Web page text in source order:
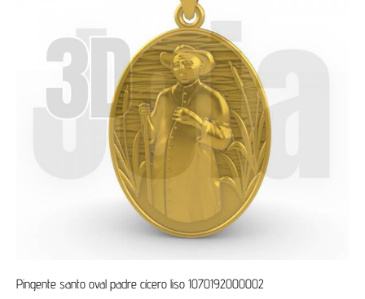
Pingente santo oval padre cícero liso 1070192000002